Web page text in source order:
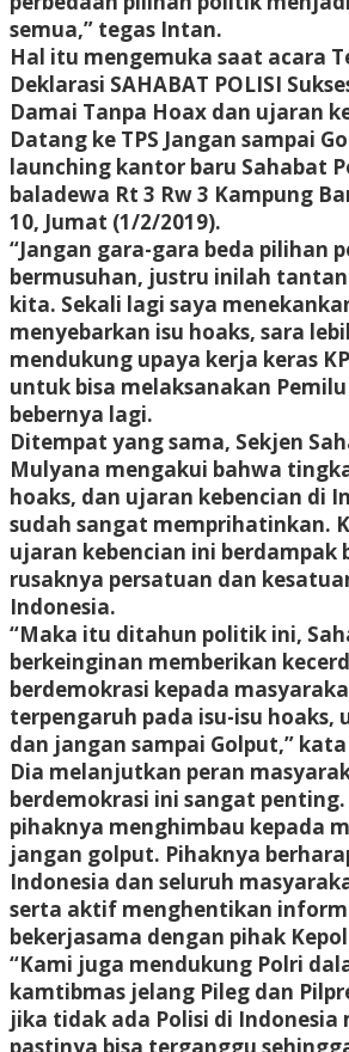
semua,” tegas Intan.
Hal itu mengemuka saat acara
Deklarasi SAHABAT POLISI
Damai Tanpa Hoax dan ujaran
Datang ke TPS Jangan sampai
launching kantor baru Sahabat
baladewa Rt 3 Rw 3 Kampung
10, Jumat (1/2/2019).
“Jangan gara-gara beda pilihan
bermusuhan, justru inilah
kita. Sekali lagi saya
menyebarkan isu hoaks, sara
mendukung upaya kerja keras
untuk bisa melaksanakan
bebernya lagi.
Ditempat yang sama, Sekjen
Mulyana mengakui bahwa
hoaks, dan ujaran kebencian di
sudah sangat memprihatinkan.
ujaran kebencian ini berdampak
rusaknya persatuan dan
Indonesia.
“Maka itu ditahun politik ini,
berkeinginan memberikan
berdemokrasi kepada
terpengaruh pada isu-isu hoaks,
dan jangan sampai Golput,” kata
Dia melanjutkan peran
berdemokrasi ini sangat
pihaknya menghimbau kepada
jangan golput. Pihaknya
Indonesia dan seluruh
serta aktif menghentikan
bekerjasama dengan pihak
“Kami juga mendukung Polri
kamtibmas jelang Pileg dan
jika tidak ada Polisi di Indonesia
pastinya bisa terganggu